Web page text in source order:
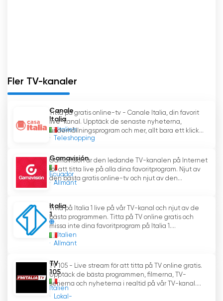
Fler TV-kanaler
Canale
Italia
Italien
Teleshopping
Titta på gratis online-tv - Canale Italia, din favorit
live-kanal. Upptäck de senaste nyheterna,
underhållningsprogram och mer, allt bara ett klick...
Gamavisión
Ecuador
Allmänt
Gamavisión är den ledande TV-kanalen på Internet
för att titta live på alla dina favoritprogram. Njut av
den bästa gratis online-tv och njut av den...
Italia
1
Italien
Allmänt
Titta på Italia 1 live på vår TV-kanal och njut av de
bästa programmen. Titta på TV online gratis och
missa inte dina favoritprogram på Italia 1....
TV
105
Italien
Lokal-
TV 105 - Live stream för att titta på TV online gratis.
Upptäck de bästa programmen, filmerna, TV-
serierna och nyheterna i realtid på vår TV-kanal....